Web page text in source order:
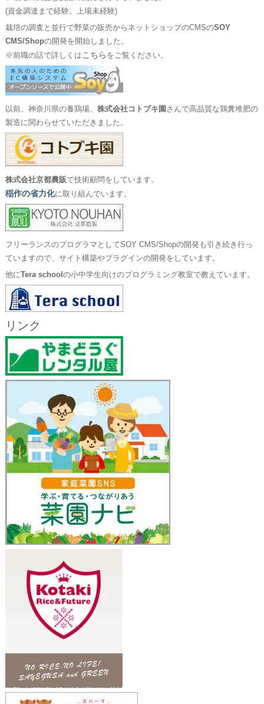
(資金調達まで経験。上場未経験)
栽培の調査と並行で野菜の販売からネットショップのCMSのSOY
CMS/Shopの開発を開始しました。
※前職の話で詳しくはこちら をご覧ください。
以前、神奈川県の養鶏場、 株式会社コトブキ園 さんで高品質な鶏糞堆肥の
製造に関わらせていただきました。
株式会社京都農販で技術顧問をしています。
稲作の省力化に取り組んでいます。
フリーランスのプログラマとしてSOY CMS/Shopの開発も引き続き行っ
ていますので、サイト構築やプラグインの開発をしています。
他にTera school の小中学生向けのプログラミング教室で教えています。
リンク